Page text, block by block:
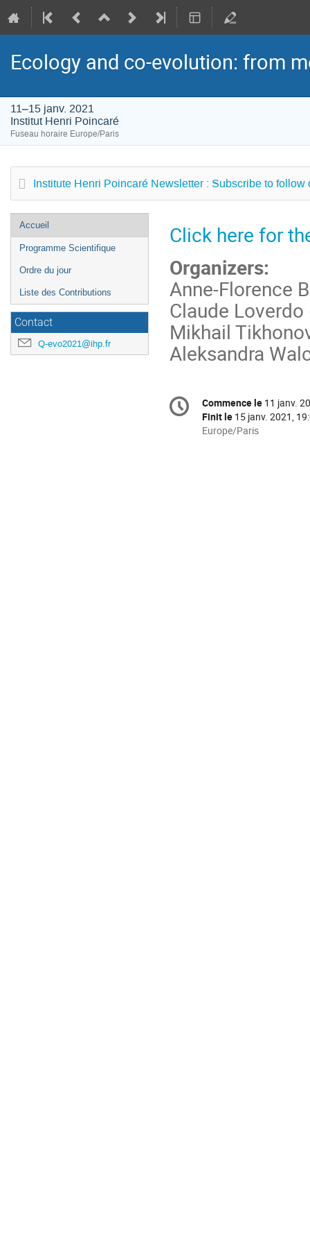
Ecology and co-evolution: from
11–15 janv. 2021
Institut Henri Poincaré
Fuseau horaire Europe/Paris
Institute Henri Poincaré Newsletter : Subscribe to follow
Menu
de
l'événement
Accueil
Programme Scientifique
Ordre du jour
Liste des Contributions
Contact
Q-evo2021@ihp.fr
Click here for
Organizers:
Anne-Florence
Claude
Mikhail
Aleksandra
Information
de
Date/Heure
Commence le 11 janv.
Finit le 15 janv. 2021,
Toutes
Europe/Paris